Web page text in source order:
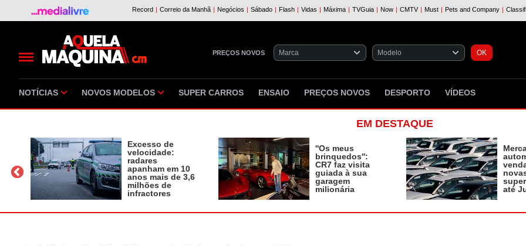
PREÇOS NOVOS
NOTÍCIAS NOVOS MODELOS SUPER CARROS ENSAIO PREÇOS NOVOS DESPORTO VÍDEOS
EM DESTAQUE
Excesso de
velocidade:
radares
apanham em 10
anos mais de 3,6
milhões de
infractores
''Os meus
brinquedos'':
CR7 faz visita
guiada à sua
garagem
milionária
até